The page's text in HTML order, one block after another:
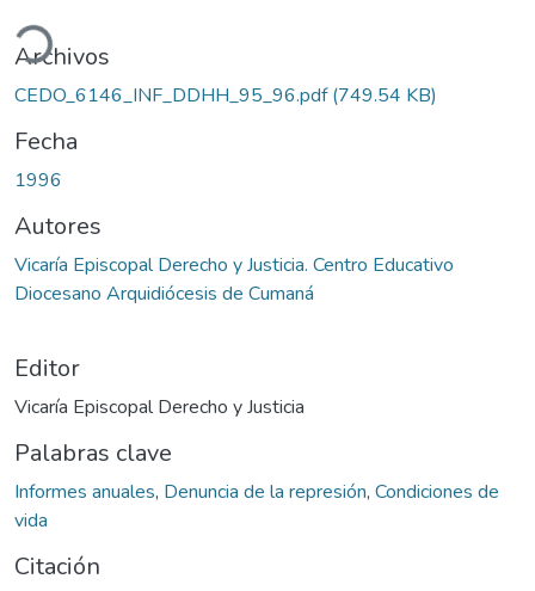
Archivos
CEDO_6146_INF_DDHH_95_96.pdf(749.54 KB)
Fecha
1996
Autores
Vicaría Episcopal Derecho y Justicia. Centro Educativo
Diocesano Arquidiócesis de Cumaná
Editor
Vicaría Episcopal Derecho y Justicia
Palabras clave
Informes anuales, Denuncia de la represión, Condiciones de
vida
Citación